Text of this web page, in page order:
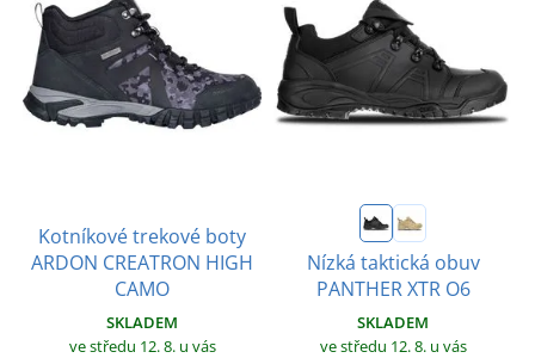
Kotníkové trekové boty
ARDON CREATRON HIGH
CAMO
SKLADEM
ve středu 12. 8. u vás
Nízká taktická obuv
PANTHER XTR O6
SKLADEM
ve středu 12. 8. u vás